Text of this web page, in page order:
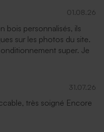
01.08.26
bois personnalisés, ils
sur les photos du site.
super. Je
31.07.26
très soigné Encore